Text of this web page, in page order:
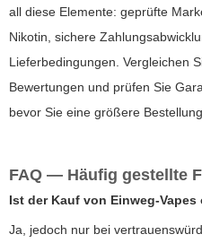
all diese Elemente: geprüfte
Nikotin, sichere
Lieferbedingungen. Vergleichen
Bewertungen und prüfen Sie
bevor Sie eine größere
FAQ — Häufig gestellte
Ist der Kauf von Einweg-
Ja, jedoch nur bei